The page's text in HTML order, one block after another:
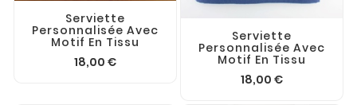
Serviette
Personnalisée Avec
Motif En Tissu
18,00 €
Serviette
Personnalisée Avec
Motif En Tissu
18,00 €